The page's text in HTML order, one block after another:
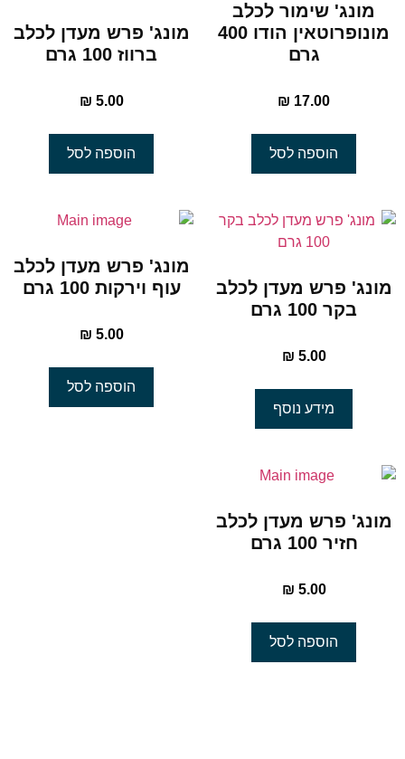
מונג' שימור לכלב
מונופרוטאין הודו 400
גרם
₪ 17.00
הוספה לסל
מונג' פרש מעדן לכלב
ברווז 100 גרם
₪ 5.00
הוספה לסל
מונג' פרש מעדן לכלב
בקר 100 גרם
₪ 5.00
מידע נוסף
מונג' פרש מעדן לכלב
עוף וירקות 100 גרם
₪ 5.00
הוספה לסל
מונג' פרש מעדן לכלב
חזיר 100 גרם
₪ 5.00
הוספה לסל